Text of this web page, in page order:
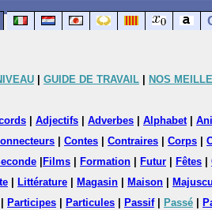
GUIDE DE TRAVAIL NOS
Adjectifs Adverbes Alphabet|
Contes Contraires Corps
Films Formation Futur Fêtes
Littérature Magasin Maison
Participes Particules Passif| Passé